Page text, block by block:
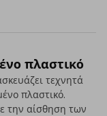
πλαστικό
τεχνητά
πλαστικό.
την αίσθηση των